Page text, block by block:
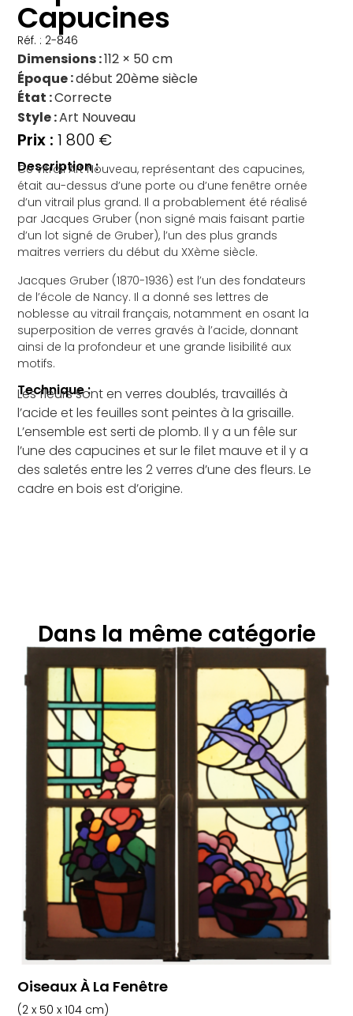
Capucines
Réf. : 2-846
Dimensions 112 × 50 cm
Époque début 20ème siècle
État Correcte
Style Art Nouveau
1 800 €
Description :
Ce vitrail Art Nouveau, représentant des capucines,
était au-dessus d’une porte ou d’une fenêtre ornée
d’un vitrail plus grand. Il a probablement été réalisé
par Jacques Gruber (non signé mais faisant partie
d’un lot signé de Gruber), l’un des plus grands
maitres verriers du début du XXème siècle.
Jacques Gruber (1870-1936) est l’un des fondateurs
de l’école de Nancy. Il a donné ses lettres de
noblesse au vitrail français, notamment en osant la
superposition de verres gravés à l’acide, donnant
ainsi de la profondeur et une grande lisibilité aux
motifs.
Technique :
Les fleurs sont en verres doublés, travaillés à
l’acide et les feuilles sont peintes à la grisaille.
L’ensemble est serti de plomb. Il y a un fêle sur
l’une des capucines et sur le filet mauve et il y a
des saletés entre les 2 verres d’une des fleurs. Le
cadre en bois est d’origine.
Dans la même catégorie
Oiseaux À La Fenêtre
(2 x 50 x 104 cm)